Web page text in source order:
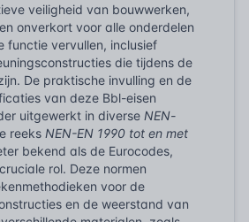
veiligheid van bouwwerken,
onverkort voor alle onderdelen
functie vervullen, inclusief
die tijdens de
De praktische invulling en de
van deze Bbl-eisen
uitgewerkt in diverse NEN-
reeks NEN-EN 1990 tot en met
bekend als de Eurocodes,
rol. Deze normen
voor de
en de weerstand van